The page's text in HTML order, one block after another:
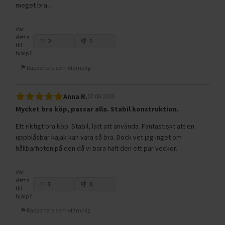
meget bra..
Var
detta
till
hjälp?
2 1
Rapportera som olämplig
Anna R.07.08.2025
Mycket bra köp, passar alla. Stabil konstruktion.
Ett riktigt bra köp. Stabil, lätt att använda. Fantastiskt att en
uppblåsbar kajak kan vara så bra. Dock vet jag inget om
hållbarheten på den då vi bara haft den ett par veckor.
Var
detta
till
hjälp?
3 0
Rapportera som olämplig